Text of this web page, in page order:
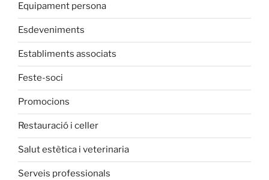
Equipament persona
Esdeveniments
Establiments associats
Feste-soci
Promocions
Restauració i celler
Salut estètica i veterinaria
Serveis professionals